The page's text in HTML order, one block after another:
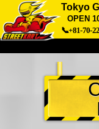
Tokyo
OPEN
📞+81-70-
Sobre
Acesso
Empresa